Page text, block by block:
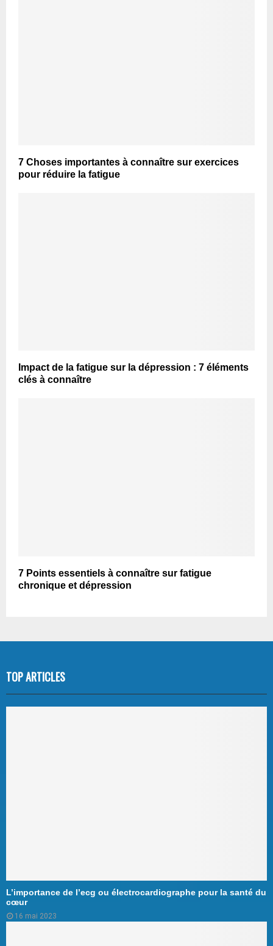
7 Choses importantes à connaître sur exercices
pour réduire la fatigue
Impact de la fatigue sur la dépression : 7 éléments
clés à connaître
7 Points essentiels à connaître sur fatigue
chronique et dépression
TOP ARTICLES
L’importance de l’ecg ou électrocardiographe pour la santé du
cœur
16 mai 2023